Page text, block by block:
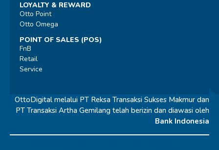
LOYALTY & REWARD
Otto Point
Otto Omega
POINT OF SALES (POS)
FnB
Retail
Service
OttoDigital melalui PT Reksa Transaksi Sukses Makmur dan
PT Transaksi Artha Gemilang telah berizin dan diawasi oleh
Bank Indonesia